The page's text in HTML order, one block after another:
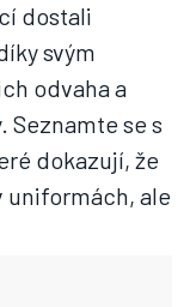
dostali
svým
odvaha a
Seznamte se s
dokazují, že
uniformách, ale